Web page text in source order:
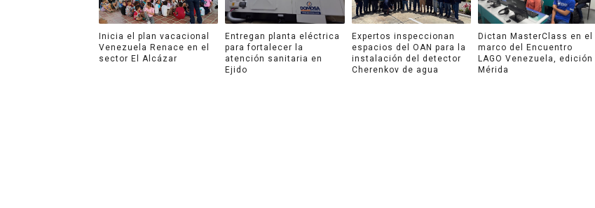
Inicia el plan vacacional
Venezuela Renace en el
sector El Alcázar
Entregan planta eléctrica
para fortalecer la
atención sanitaria en
Ejido
Expertos inspeccionan
espacios del OAN para la
instalación del detector
Cherenkov de agua
Dictan MasterClass en el
marco del Encuentro
LAGO Venezuela, edición
Mérida